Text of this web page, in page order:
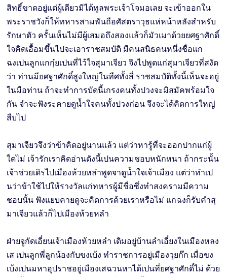
สิทธิ์ขาดอยู่แต่ผู้เดียวมิได้ทูลพระเจ้าโจมอเลย จะเข้าออกใน
พระราชวังก็ให้ทหารสามพันถือศัสตราวุธแห่หน้าหลังสำหรับ
รักษาตัว ครั้นเห็นไม่มีผู้เสมอถึงสองแล้วก็มัวเมาด้วยยศฐาศักดิ์
ใจคิดเอื้อมขึ้นไปจะเอาราชสมบัติ มีคนสนิธคนหนึ่งชื่อแก
ฉงเปนลูกแกกุ๋ยเปนที่ไว้ใจสุมาเจียว จึงไปพูดแก่สุมาเจียวที่สงัด
ว่า ท่านมียศฐาศักดิ์สูงใหญ่ในทืศทั้งสี่ ราชสมบัติทั้งนี้เห็นจะอยู่
ในมือท่าน ถ้าจะทำการบัดนี้เกรงคนทั้งปวงจะมิสมัคพร้อมใจ
กัน จำจะฟังระคายดูนํ้าใจคนทั้งปวงก่อน จึงจะได้คิดการใหญ่
สืบไป
สุมาเจียวจึงว่าข้าคิดอยู่นานแล้ว แต่ว่าหารู้ที่จะออกปากแก่ผู้
ใดไม่ เจ้ารักเราคิดอ่านดังนี้เปนความชอบหนักหนา ถ้ากระนั้น
เจ้าช่วยเดิรไปเมืองห้วยหลำพูดจาดูน้ำใจเจ้าเมือง แต่ว่าทำเป
นว่าข้าใช้ไปให้รางวัลแก่ทหารผู้มีชื่อซึ่งทำสงครามมีความ
ชอบนั้น ฟังแยบคายดูจะคิดการด้วยเราหรือไม่ แกฉงก็รับคำสุ
มาเจียวแล้วก็ไปเมืองห้วยหลำ
ฝ่ายจูกัดเอี๋ยนเจ้าเมืองห้วยหลำ เดิมอยู่บ้านลำเอี๋ยงในเมืองหลง
เส เปนลูกพี่ลูกน้องกับขงเบ้ง ทำราชการอยู่เมืองวุยก๊ก เมื่อขง
เบ้งเปนมหาอุปราชอยู่เมืองเสฉวนหาได้เปนที่ยศฐาศักดิ์ไม่ ด้วย